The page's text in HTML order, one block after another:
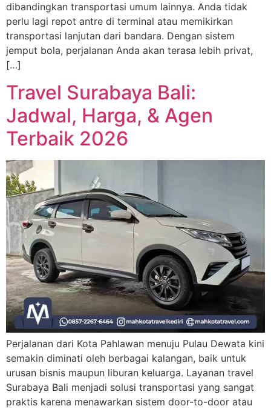
dibandingkan transportasi umum lainnya. Anda tidak
perlu lagi repot antre di terminal atau memikirkan
transportasi lanjutan dari bandara. Dengan sistem
jemput bola, perjalanan Anda akan terasa lebih privat,
[…]
Travel Surabaya Bali:
Jadwal, Harga, & Agen
Terbaik 2026
Perjalanan dari Kota Pahlawan menuju Pulau Dewata kini
semakin diminati oleh berbagai kalangan, baik untuk
urusan bisnis maupun liburan keluarga. Layanan travel
Surabaya Bali menjadi solusi transportasi yang sangat
praktis karena menawarkan sistem door-to-door atau